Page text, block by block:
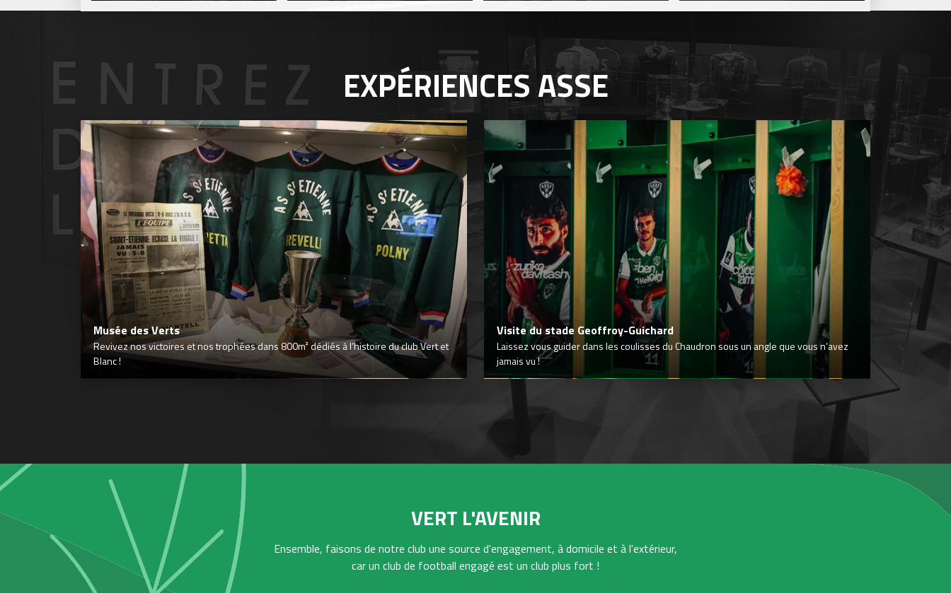
EXPÉRIENCESASSE
Musée des Verts
Revivez nos victoires et nos trophées dans 800m² dédiés à l’histoire du club Vert et
Blanc !
Visite du stade Geoffroy-Guichard
Laissez vous guider dans les coulisses du Chaudron sous un angle que vous n’avez
jamais vu !
VERT L'AVENIR
Ensemble, faisons de notre club une source d'engagement, à domicile et à l'extérieur,
car un club de football engagé est un club plus fort !